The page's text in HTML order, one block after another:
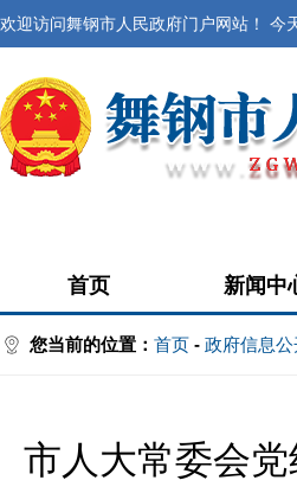
欢迎访问舞钢市人民政府门户网站！ 今
首页 新闻中
您当前的位置： 首页 - 政府信息公
市人大常委会